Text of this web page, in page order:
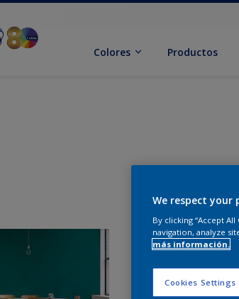
Colores Productos
We respect your
By clicking “Accept
navigation, analyze
más información.
Cookies Settings